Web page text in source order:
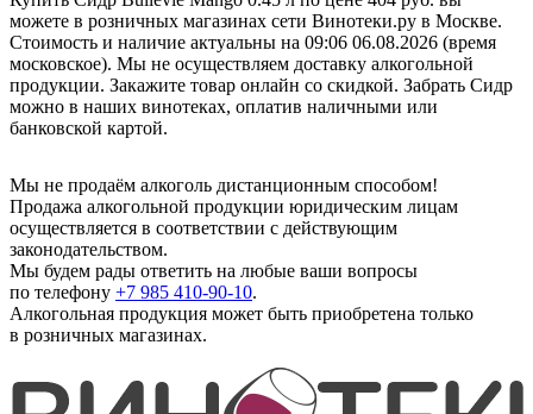
можете в розничных магазинах сети Винотеки.ру в Москве.
Стоимость и наличие актуальны на 09:06 06.08.2026 (время
московское). Мы не осуществляем доставку алкогольной
продукции. Закажите товар онлайн со скидкой. Забрать Сидр
можно в наших винотеках, оплатив наличными или
банковской картой.
Мы не продаём алкоголь дистанционным способом!
Продажа алкогольной продукции юридическим лицам
осуществляется в соответствии с действующим
законодательством.
Мы будем рады ответить на любые ваши вопросы
по телефону +7 985 410-90-10.
Алкогольная продукция может быть приобретена только
в розничных магазинах.